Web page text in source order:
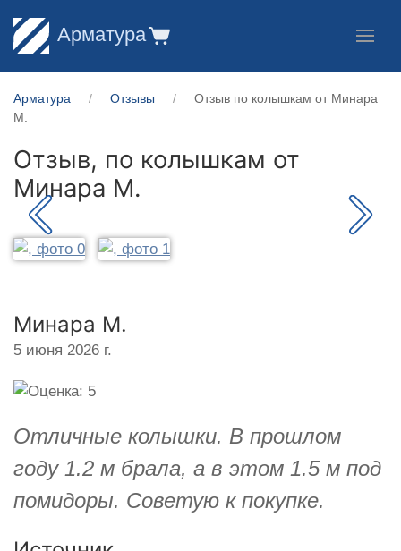
Арматура
Арматура Отзывы
Отзыв по колышкам от Минара
М.
Отзыв, по колышкам от
Минара М.
Минара М.
5 июня 2026 г.
Отличные колышки. В прошлом
году 1.2 м брала, а в этом 1.5 м под
помидоры. Советую к покупке.